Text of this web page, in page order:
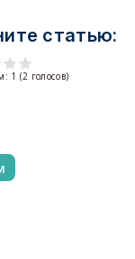
статью:
1 (2 голосов)